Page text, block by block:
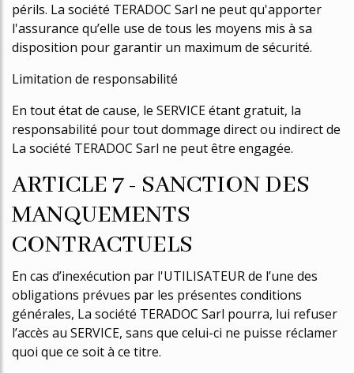
périls. La société TERADOC Sarl ne peut qu'apporter
l'assurance qu’elle use de tous les moyens mis à sa
disposition pour garantir un maximum de sécurité.
Limitation de responsabilité
En tout état de cause, le SERVICE étant gratuit, la
responsabilité pour tout dommage direct ou indirect de
La société TERADOC Sarl ne peut être engagée.
ARTICLE 7 - SANCTION DES
MANQUEMENTS
CONTRACTUELS
En cas d’inexécution par l'UTILISATEUR de l’une des
obligations prévues par les présentes conditions
générales, La société TERADOC Sarl pourra, lui refuser
l’accès au SERVICE, sans que celui-ci ne puisse réclamer
quoi que ce soit à ce titre.